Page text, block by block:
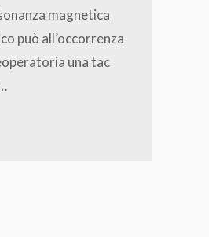
magnetica
può all’occorrenza
una tac